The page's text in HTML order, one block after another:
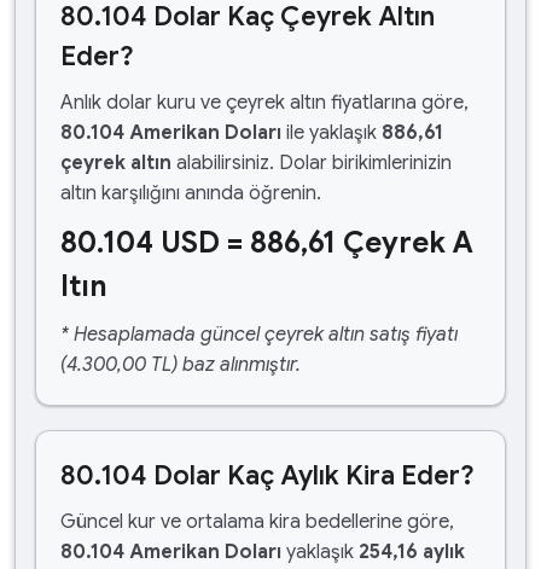
80.104 Dolar Kaç Çeyrek Altın
Eder?
Anlık dolar kuru ve çeyrek altın fiyatlarına göre,
80.104 Amerikan Doları ile yaklaşık 886,61
çeyrek altın alabilirsiniz. Dolar birikimlerinizin
altın karşılığını anında öğrenin.
80.104 USD = 886,61 Çeyrek A
ltın
* Hesaplamada güncel çeyrek altın satış fiyatı
(4.300,00 TL) baz alınmıştır.
80.104 Dolar Kaç Aylık Kira Eder?
Güncel kur ve ortalama kira bedellerine göre,
80.104 Amerikan Doları yaklaşık 254,16 aylık